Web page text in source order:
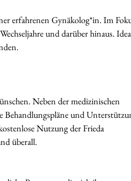
erfahrenen Gynäkolog*in. Im
und darüber hinaus.
Neben der medizinischen
Behandlungspläne und
Nutzung der Frieda
überall.